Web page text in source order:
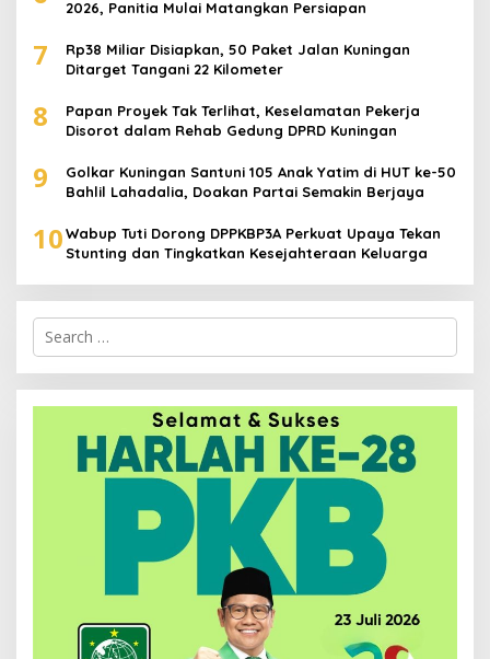
2026, Panitia Mulai Matangkan Persiapan
7
Rp38 Miliar Disiapkan, 50 Paket Jalan Kuningan
Ditarget Tangani 22 Kilometer
8
Papan Proyek Tak Terlihat, Keselamatan Pekerja
Disorot dalam Rehab Gedung DPRD Kuningan
9
Golkar Kuningan Santuni 105 Anak Yatim di HUT ke-50
Bahlil Lahadalia, Doakan Partai Semakin Berjaya
10Wabup Tuti Dorong DPPKBP3A Perkuat Upaya Tekan
Stunting dan Tingkatkan Kesejahteraan Keluarga
Search
for: